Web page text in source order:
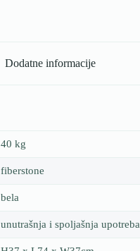
Dodatne informacije
40 kg
fiberstone
bela
unutrašnja i spoljašnja upotreba